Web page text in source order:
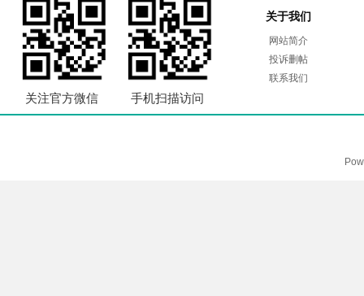
关注官方微信 手机扫描访问
关于我们
网站简介
投诉删帖
联系我们